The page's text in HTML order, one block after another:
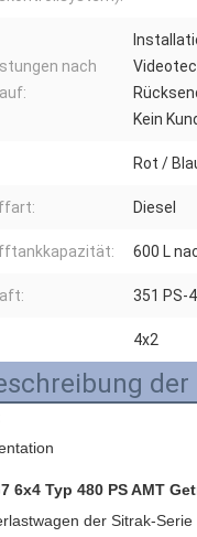
nach
Kein
Rot /
Diesel
600 L
351 PS-
4x2
6x4 Typ 480 PS AMT
der Sitrak-